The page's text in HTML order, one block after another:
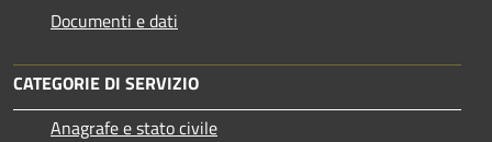
Documenti e dati
CATEGORIE DI SERVIZIO
Anagrafe e stato civile